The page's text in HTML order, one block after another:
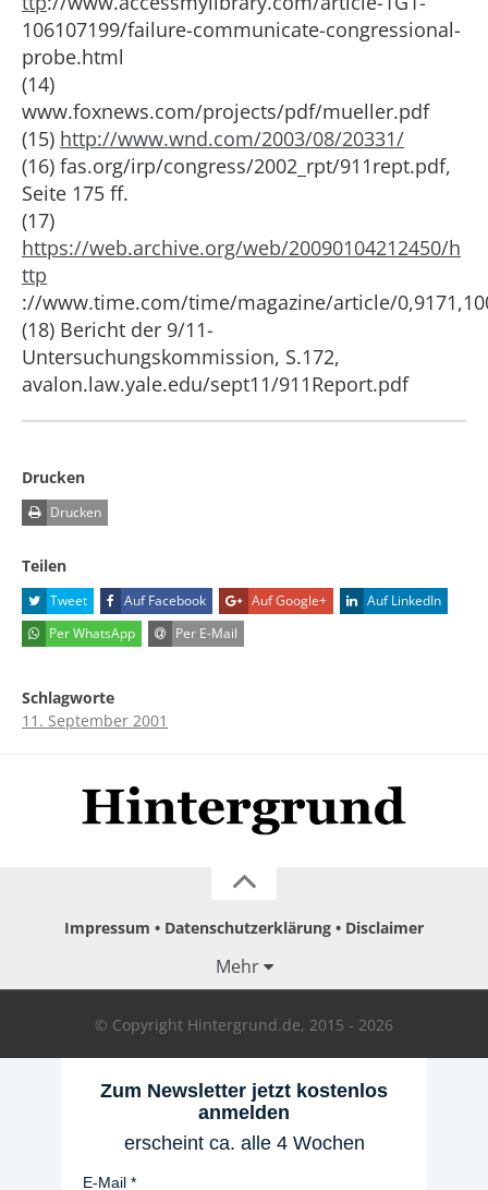
106107199/failure-communicate-congressional-
probe.html
(14)
www.foxnews.com/projects/pdf/mueller.pdf
(15) http://www.wnd.com/2003/08/20331/
(16) fas.org/irp/congress/2002_rpt/911rept.pdf,
Seite 175 ff.
(17)
https://web.archive.org/web/20090104212450/h
ttp
://www.time.com/time/magazine/article/
(18) Bericht der 9/11-
Untersuchungskommission, S.172,
avalon.law.yale.edu/sept11/911Report.pdf
Drucken
Drucken
Teilen
Tweet Auf Facebook Auf Google+
Auf LinkedIn
Per WhatsApp
Per E-Mail
Schlagworte
11. September 2001
Impressum Datenschutzerklärung Disclaimer
Mehr
© Copyright Hintergrund.de, 2015 - 2026
Zum Newsletter jetzt kostenlos
anmelden
erscheint ca. alle 4 Wochen
E-Mail